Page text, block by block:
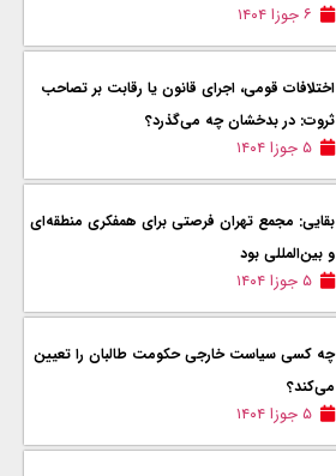
۶ جوزا ۱۴۰۴
اختلافات قومی، اجرای قانون یا رقابت بر تصاحب
ثروت: در بدخشان چه می‌گذرد؟
۵ جوزا ۱۴۰۴
بقایی: مجمع تهران فرصتی برای همفکری منطقه‌ای
و بین‌المللی بود
۵ جوزا ۱۴۰۴
چه کسی سیاست خارجی حکومت طالبان را تعیین
می‌کند؟
۵ جوزا ۱۴۰۴